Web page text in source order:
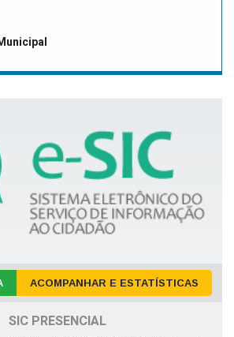
ACOMPANHAR E ESTATÍSTICAS
SIC PRESENCIAL